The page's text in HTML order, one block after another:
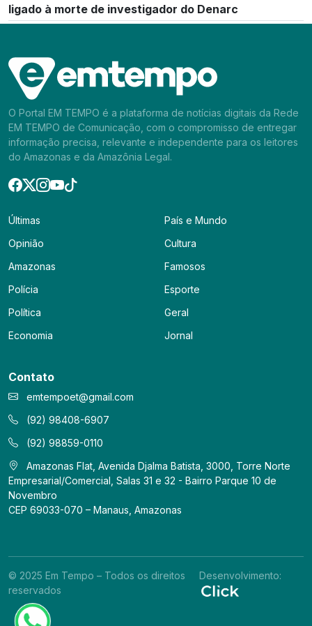
ligado à morte de investigador do Denarc
O Portal EM TEMPO é a plataforma de notícias digitais da Rede
EM TEMPO de Comunicação, com o compromisso de entregar
informação precisa, relevante e independente para os leitores
do Amazonas e da Amazônia Legal.
Últimas
Opinião
Amazonas
Polícia
Política
Economia
País e Mundo
Cultura
Famosos
Esporte
Geral
Jornal
Contato
emtempoet@gmail.com
(92) 98408-6907
(92) 98859-0110
Amazonas Flat, Avenida Djalma Batista, 3000, Torre Norte
Empresarial/Comercial, Salas 31 e 32 - Bairro Parque 10 de
Novembro
CEP 69033-070 – Manaus, Amazonas
© 2025 Em Tempo – Todos os direitos
reservados
Desenvolvimento: